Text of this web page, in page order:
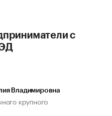
с
Владимировна
крупного